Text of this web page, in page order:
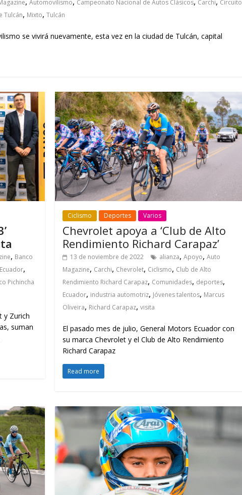
Automovilismo Campeonato Nacional de Autos Clásicos Carchi Circuito
Tulcán, Mixto, Tulcán
se vivirá nuevamente, esta vez en la ciudad de Tulcán, capital
, Banco
Ecuador,
Pichincha
y Zurich
suman
Ciclismo Deportes Varios
Chevrolet apoya a ‘Club de Alto
Rendimiento Richard Carapaz’
13 de noviembre de 2022 alianza,Apoyo,Auto
Magazine, Carchi, Chevrolet, Ciclismo, Club de Alto
Rendimiento Richard Carapaz, Comunidades, deportes,
Ecuador, industria automotriz, Jóvenes talentos, Marcus
Oliveira, Richard Carapaz,visita
El pasado mes de julio, General Motors Ecuador con
su marca Chevrolet y el Club de Alto Rendimiento
Richard Carapaz
Read more